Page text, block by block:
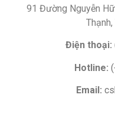
91 Đường Nguyễn
Điện thoại:
Hotline:
Email: